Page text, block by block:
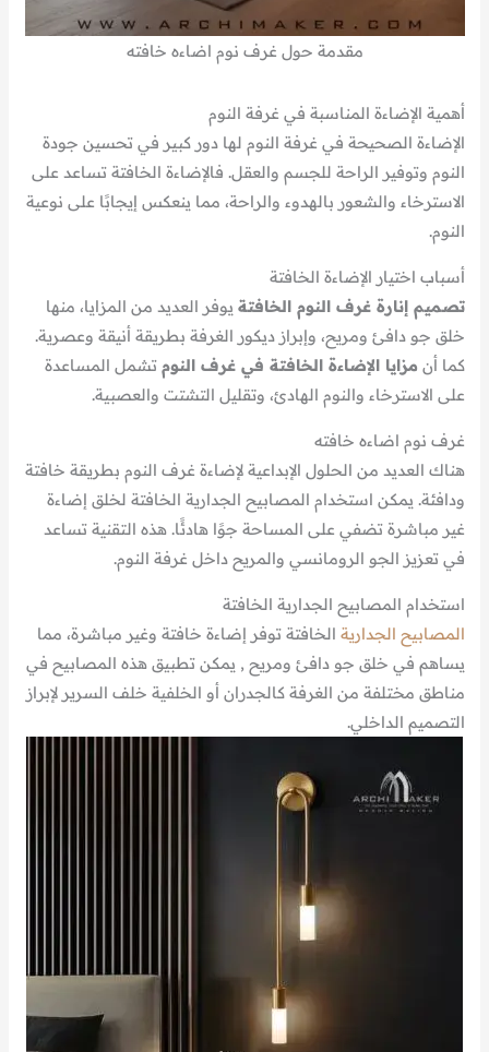
مقدمة حول غرف نوم اضاءه خافته
أهمية الإضاءة المناسبة في غرفة النوم
الإضاءة الصحيحة في غرفة النوم لها دور كبير في تحسين جودة
النوم وتوفير الراحة للجسم والعقل. فالإضاءة الخافتة تساعد على
الاسترخاء والشعور بالهدوء والراحة، مما ينعكس إيجابًا على نوعية
النوم.
أسباب اختيار الإضاءة الخافتة
تصميم إنارة غرف النوم الخافتة يوفر العديد من المزايا، منها
خلق جو دافئ ومريح، وإبراز ديكور الغرفة بطريقة أنيقة وعصرية.
كما أن مزايا الإضاءة الخافتة في غرف النوم تشمل المساعدة
على الاسترخاء والنوم الهادئ، وتقليل التشتت والعصبية.
غرف نوم اضاءه خافته
هناك العديد من الحلول الإبداعية لإضاءة غرف النوم بطريقة خافتة
ودافئة. يمكن استخدام المصابيح الجدارية الخافتة لخلق إضاءة
غير مباشرة تضفي على المساحة جوًا هادئًا. هذه التقنية تساعد
في تعزيز الجو الرومانسي والمريح داخل غرفة النوم.
استخدام المصابيح الجدارية الخافتة
المصابيح الجدارية الخافتة توفر إضاءة خافتة وغير مباشرة، مما
يساهم في خلق جو دافئ ومريح , يمكن تطبيق هذه المصابيح في
مناطق مختلفة من الغرفة كالجدران أو الخلفية خلف السرير لإبراز
التصميم الداخلي.